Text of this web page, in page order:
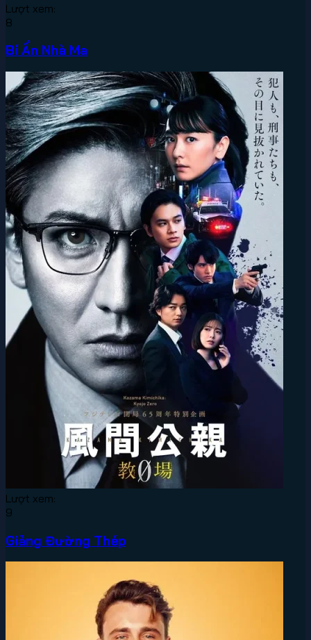
Lượt xem:
8
Bí Ẩn Nhà Ma
Lượt xem:
9
Giảng Đường Thép